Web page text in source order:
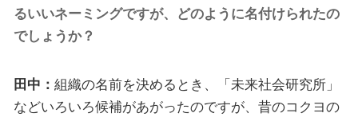
るいいネーミングですが、どのように名付けられたの
でしょうか？
田中： 組織の名前を決めるとき、「未来社会研究所」
などいろいろ候補があがったのですが、昔のコクヨの